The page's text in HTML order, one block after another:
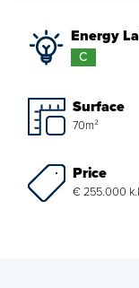
About Van
Customer
Search
News
Energy
C
Surface
70m²
Price
€ 255.000